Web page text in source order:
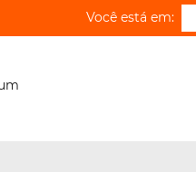
Você está em: